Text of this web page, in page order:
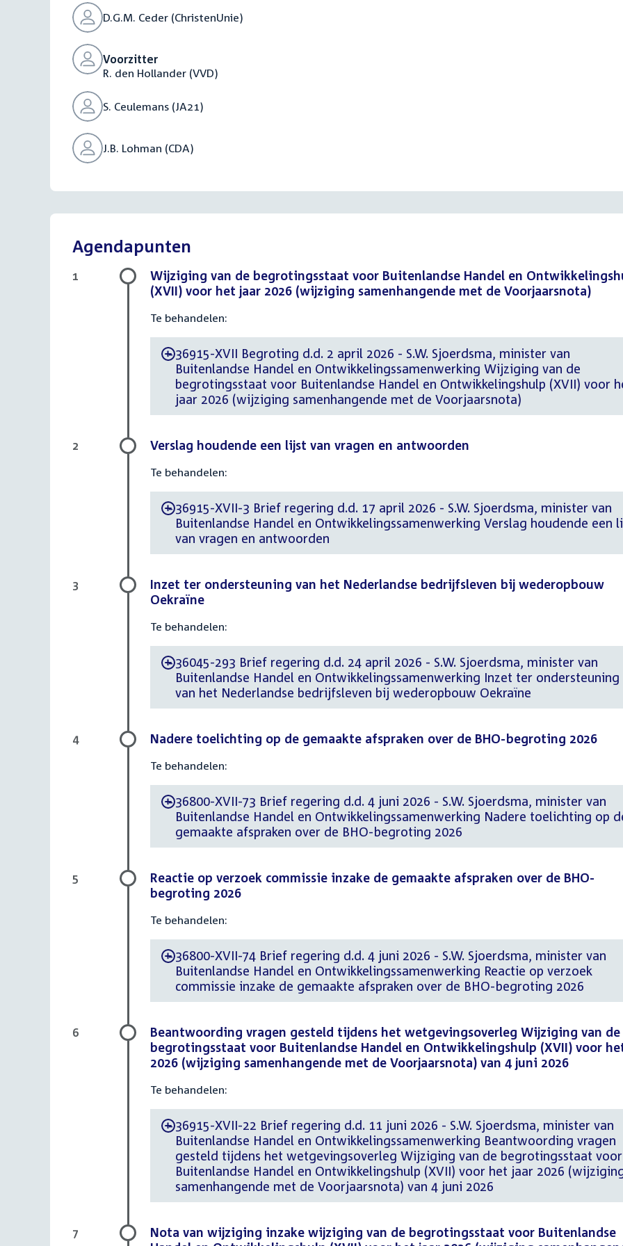
D.G.M. Ceder (ChristenUnie)
Voorzitter
R. den Hollander (VVD)
S. Ceulemans (JA21)
J.B. Lohman (CDA)
Agendapunten
Wijziging van de begrotingsstaat voor Buitenlandse Handel en
(XVII) voor het jaar 2026 (wijziging samenhangende met de Voorjaarsnota)
Te behandelen:
-36915-XVII Begroting d.d. 2 april 2026 - S.W. Sjoerdsma, minister van
Buitenlandse Handel en Ontwikkelingssamenwerking Wijziging van de
begrotingsstaat voor Buitenlandse Handel en Ontwikkelingshulp (XVII) voor
jaar 2026 (wijziging samenhangende met de Voorjaarsnota)
1
Verslag houdende een lijst van vragen en antwoorden
Te behandelen:
-36915-XVII-3 Brief regering d.d. 17 april 2026 - S.W. Sjoerdsma, minister van
Buitenlandse Handel en Ontwikkelingssamenwerking Verslag houdende een
van vragen en antwoorden
2
Inzet ter ondersteuning van het Nederlandse bedrijfsleven bij wederopbouw
Oekraïne
Te behandelen:
-36045-293 Brief regering d.d. 24 april 2026 - S.W. Sjoerdsma, minister van
Buitenlandse Handel en Ontwikkelingssamenwerking Inzet ter ondersteuning
van het Nederlandse bedrijfsleven bij wederopbouw Oekraïne
3
Nadere toelichting op de gemaakte afspraken over de BHO-begroting 2026
Te behandelen:
-36800-XVII-73 Brief regering d.d. 4 juni 2026 - S.W. Sjoerdsma, minister van
Buitenlandse Handel en Ontwikkelingssamenwerking Nadere toelichting op
gemaakte afspraken over de BHO-begroting 2026
4
Reactie op verzoek commissie inzake de gemaakte afspraken over de BHO-
begroting 2026
Te behandelen:
-36800-XVII-74 Brief regering d.d. 4 juni 2026 - S.W. Sjoerdsma, minister van
Buitenlandse Handel en Ontwikkelingssamenwerking Reactie op verzoek
commissie inzake de gemaakte afspraken over de BHO-begroting 2026
5
Beantwoording vragen gesteld tijdens het wetgevingsoverleg Wijziging van de
begrotingsstaat voor Buitenlandse Handel en Ontwikkelingshulp (XVII) voor
2026 (wijziging samenhangende met de Voorjaarsnota) van 4 juni 2026
Te behandelen:
-36915-XVII-22 Brief regering d.d. 11 juni 2026 - S.W. Sjoerdsma, minister van
Buitenlandse Handel en Ontwikkelingssamenwerking Beantwoording vragen
gesteld tijdens het wetgevingsoverleg Wijziging van de begrotingsstaat voor
Buitenlandse Handel en Ontwikkelingshulp (XVII) voor het jaar 2026
samenhangende met de Voorjaarsnota) van 4 juni 2026
6
Nota van wijziging inzake wijziging van de begrotingsstaat voor Buitenlandse
7